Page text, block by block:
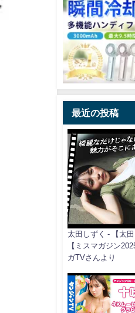
最近の投稿
太田しずく - 【太
【ミスマガジン
ガTVさんより